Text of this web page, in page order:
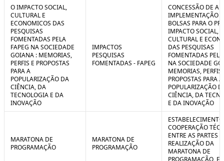
O IMPACTO SOCIAL,
CULTURAL E
ECONOMICOS DAS
PESQUISAS
FOMENTADAS PELA
FAPEG NA SOCIEDADE
GOIANA : MEMORIAS,
PERFIS E PROPOSTAS
PARA A
POPULARIZAÇÃO DA
CIÊNCIA, DA
TECNOLOGIA E DA
INOVAÇÃO
IMPACTOS
PESQUISAS
FOMENTADAS - FAPEG
CONCESSÃO DE
IMPLEMENTAÇÃO
BOLSAS PARA O
IMPACTO SOCIAL,
CULTURAL E
DAS PESQUISAS
FOMENTADAS
NA SOCIEDADE
MEMORIAS, PERFIS
PROPOSTAS PARA A
POPULARIZAÇÃO
CIÊNCIA, DA
E DA INOVAÇÃO
MARATONA DE
PROGRAMAÇÃO
MARATONA DE
PROGRAMAÇÃO
COOPERAÇÃO
ENTRE AS PARTES
REALIZAÇÃO DA
MARATONA DE
PROGRAMAÇÃO,